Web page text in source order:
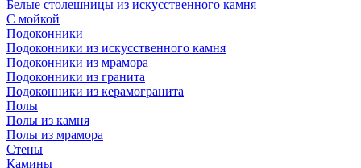
Белые столешницы из искусственного камня
С мойкой
Подоконники
Подоконники из искусственного камня
Подоконники из мрамора
Подоконники из гранита
Подоконники из керамогранита
Полы
Полы из камня
Полы из мрамора
Стены
Камины